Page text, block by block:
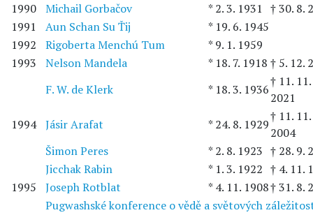
1990 Michail Gorbačov * 2. 3. 1931 † 30. 8.
1991
Aun Schan Su Ťij
* 19. 6. 1945
1992
Rigoberta Menchú Tum
* 9. 1. 1959
1993
Nelson Mandela * 18. 7. 1918 † 5. 12.
F. W. de Klerk
* 18. 3. 1936
† 11. 11.
2021
1994 Jásir Arafat * 24. 8. 1929
† 11. 11.
2004
Šimon Peres
* 2. 8. 1923 † 28. 9.
Jicchak Rabin
* 1. 3. 1922 † 4. 11.
1995
Joseph Rotblat * 4. 11. 1908† 31. 8.
Pugwashské konference o vědě a světových